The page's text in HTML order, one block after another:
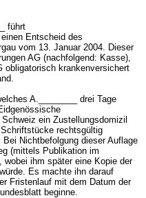
führt
Entscheid des
vom 13. Januar 2004. Dieser
AG (nachfolgend: Kasse),
obligatorisch krankenversichert
A.________ drei Tage
ein Zustellungsdomizil
rechtsgültig
Nichtbefolgung dieser Auflage
(mittels Publikation im
ihm später eine Kopie der
Es machte ihn darauf
Fristenlauf mit dem Datum der
beginne.